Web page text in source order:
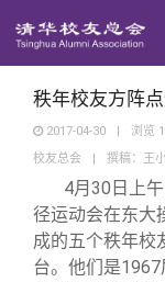
秩年校友方阵
2017-04-30 | 浏览
校友总会
| 撰稿：王
4月30日上
径运动会在东大
成的五个秩年校
台。他们是